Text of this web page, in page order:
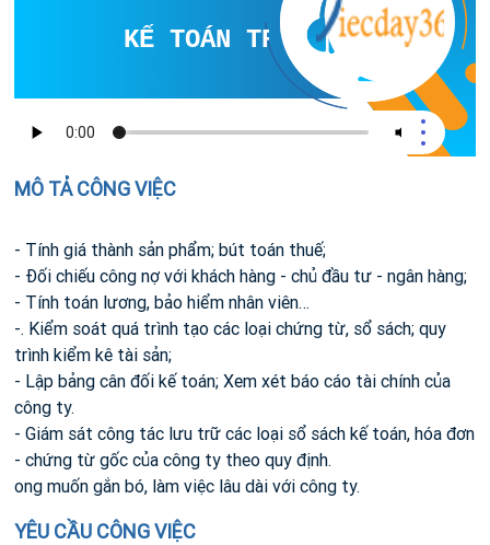
KẾ TOÁN TRƯỞNG, KẾ TOÁN
MÔ TẢ CÔNG VIỆC
- Tính giá thành sản phẩm; bút toán thuế;
- Đối chiếu công nợ với khách hàng - chủ đầu tư - ngân hàng;
- Tính toán lương, bảo hiểm nhân viên…
-. Kiểm soát quá trình tạo các loại chứng từ, sổ sách; quy
trình kiểm kê tài sản;
- Lập bảng cân đối kế toán; Xem xét báo cáo tài chính của
công ty.
- Giám sát công tác lưu trữ các loại sổ sách kế toán, hóa đơn
- chứng từ gốc của công ty theo quy định.
ong muốn gắn bó, làm việc lâu dài với công ty.
YÊU CẦU CÔNG VIỆC